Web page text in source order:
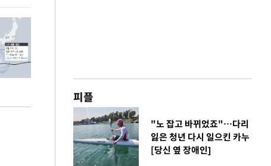
피플
"노 잡고 바뀌었죠"…다리
잃은 청년 다시 일으킨 카누
[당신 옆 장애인]